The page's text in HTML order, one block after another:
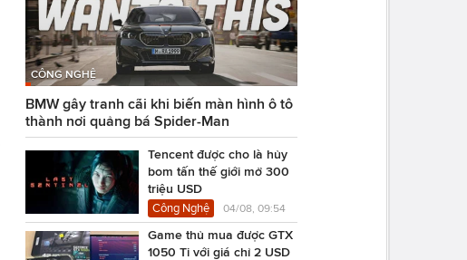
CÔNG NGHỆ
BMW gây tranh cãi khi biến màn hình ô tô
thành nơi quảng bá Spider-Man
Tencent được cho là hủy
bom tấn thế giới mở 300
triệu USD
Công Nghệ 04/08, 09:54
Game thủ mua được GTX
1050 Ti với giá chỉ 2 USD